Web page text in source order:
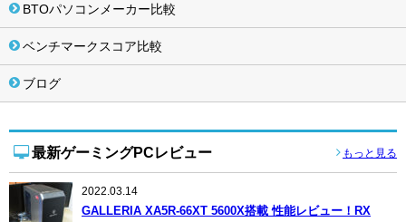
BTOパソコンメーカー比較
ベンチマークスコア比較
ブログ
最新ゲーミングPCレビュー もっと見る
2022.03.14
GALLERIA XA5R-66XT 5600X搭載 性能レビュー！RX